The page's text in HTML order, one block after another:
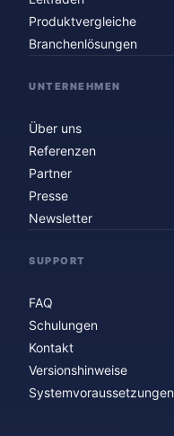
Produktvergleiche
Branchenlösungen
UNTERNEHMEN
Über uns
Referenzen
Partner
Presse
Newsletter
SUPPORT
FAQ
Schulungen
Kontakt
Versionshinweise
Systemvoraussetzungen